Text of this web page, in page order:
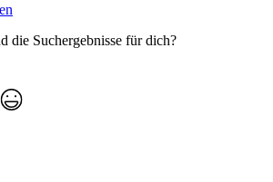
die Suchergebnisse für dich?